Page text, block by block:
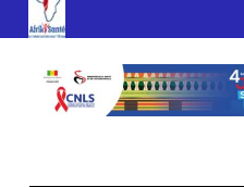
AFRIK SANTE